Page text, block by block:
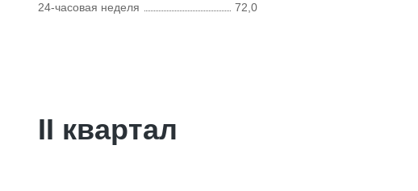
24-часовая неделя
72,0
II квартал